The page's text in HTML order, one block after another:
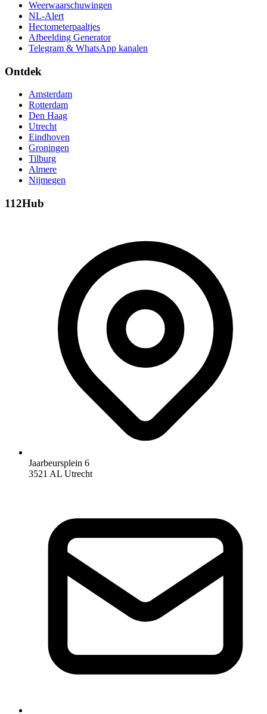
Weerwaarschuwingen
NL-Alert
Hectometerpaaltjes
Afbeelding Generator
Telegram & WhatsApp kanalen
Ontdek
Amsterdam
Rotterdam
Den Haag
Utrecht
Eindhoven
Groningen
Tilburg
Almere
Nijmegen
112Hub
Jaarbeursplein 6
3521 AL Utrecht